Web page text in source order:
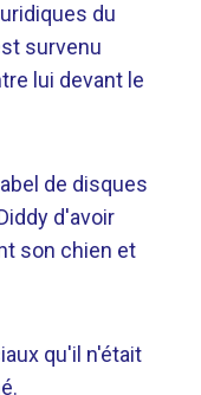
du
survenu
lui devant le
de disques
d'avoir
son chien et
qu'il n'était